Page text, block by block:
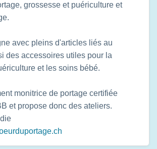
grossesse et puériculture et
avec pleins d'articles liés au
des accessoires utiles pour la
et les soins bébé.
monitrice de portage certifiée
et propose donc des ateliers.